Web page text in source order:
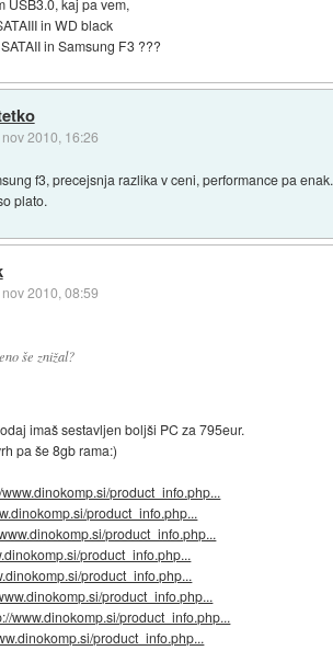
in WD black
in Samsung F3 ???
nov 2010, 16:26
f3, precejsnja razlika v ceni, performance pa
plato.
nov 2010, 08:59
še znižal?
imaš sestavljen boljši PC za 795eur.
pa še 8gb rama:)
www.dinokomp.si/product_info.php...
product_info.php...
product_info.php...
product_info.php...
product_info.php...
product_info.php...
www.dinokomp.si/product_info.php...
product_info.php...